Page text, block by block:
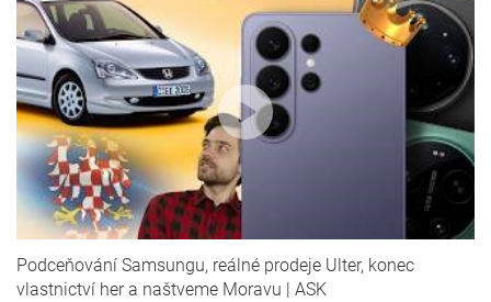
Podceňování Samsungu, reálné prodeje Ulter, konec
vlastnictví her a naštveme Moravu | ASK